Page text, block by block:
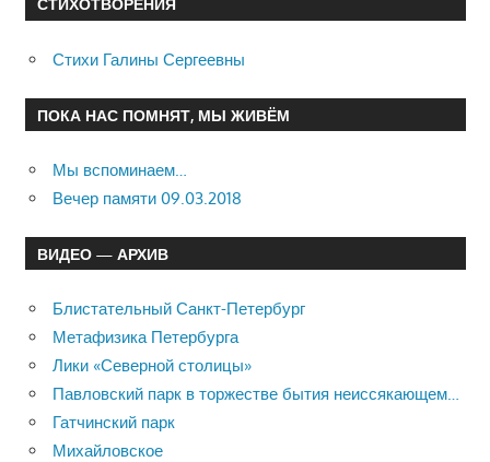
СТИХОТВОРЕНИЯ
Стихи Галины Сергеевны
ПОКА НАС ПОМНЯТ, МЫ ЖИВЁМ
Мы вспоминаем…
Вечер памяти 09.03.2018
ВИДЕО — АРХИВ
Блистательный Санкт-Петербург
Метафизика Петербурга
Лики «Северной столицы»
Павловский парк в торжестве бытия неиссякающем…
Гатчинский парк
Михайловское